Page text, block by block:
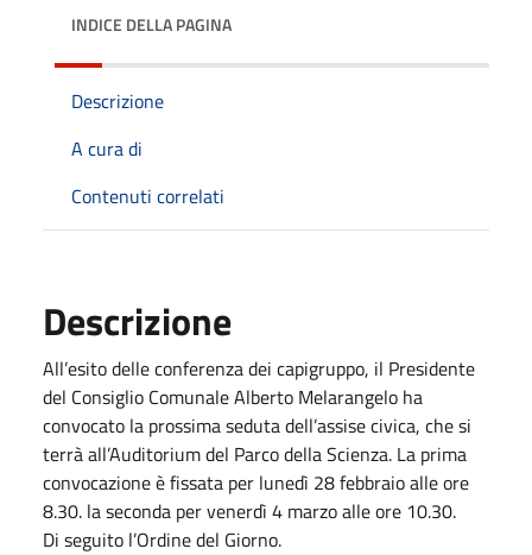
INDICE DELLA PAGINA
Descrizione
A cura di
Contenuti correlati
Descrizione
All’esito delle conferenza dei capigruppo, il Presidente
del Consiglio Comunale Alberto Melarangelo ha
convocato la prossima seduta dell’assise civica, che si
terrà all’Auditorium del Parco della Scienza. La prima
convocazione è fissata per lunedì 28 febbraio alle ore
8.30. la seconda per venerdì 4 marzo alle ore 10.30.
Di seguito l’Ordine del Giorno.